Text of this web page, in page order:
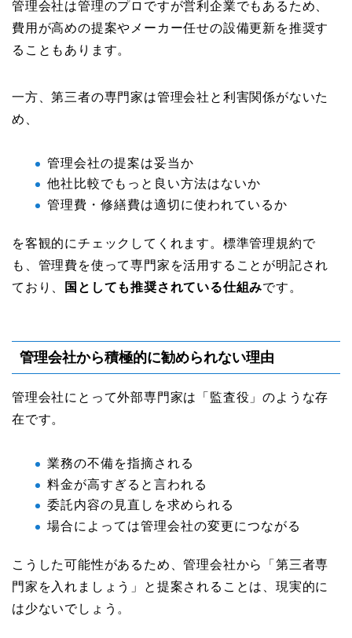
管理会社は管理のプロですが営利企業でもあるため、
費用が高めの提案やメーカー任せの設備更新を推奨す
ることもあります。
一方、第三者の専門家は管理会社と利害関係がないた
め、
管理会社の提案は妥当か
他社比較でもっと良い方法はないか
管理費・修繕費は適切に使われているか
を客観的にチェックしてくれます。標準管理規約で
も、管理費を使って専門家を活用することが明記され
ており、
国としても推奨されている仕組みです。
管理会社から積極的に勧められない理由
管理会社にとって外部専門家は「監査役」のような存
在です。
業務の不備を指摘される
料金が高すぎると言われる
委託内容の見直しを求められる
場合によっては管理会社の変更につながる
こうした可能性があるため、管理会社から「第三者専
門家を入れましょう」と提案されることは、現実的に
は少ないでしょう。